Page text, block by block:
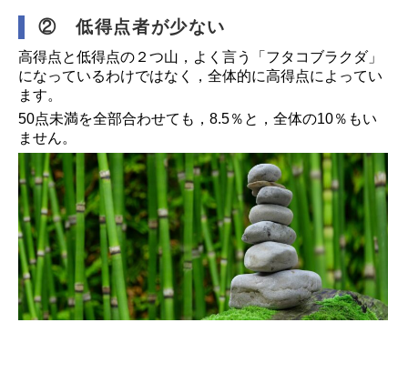
② 低得点者が少ない
高得点と低得点の２つ山，よく言う「フタコブラクダ」
になっているわけではなく，全体的に高得点によってい
ます。
50点未満を全部合わせても，8.5％と，全体の10％もい
ません。